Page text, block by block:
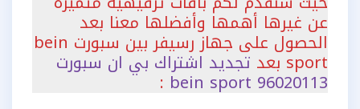
عن غيرها أهمها وأفضلها معنا بعد
الحصول على جهاز رسيفر بين سبورت bein
sport بعد تجديد اشتراك بي ان سبورت
96020113 bein sport
: